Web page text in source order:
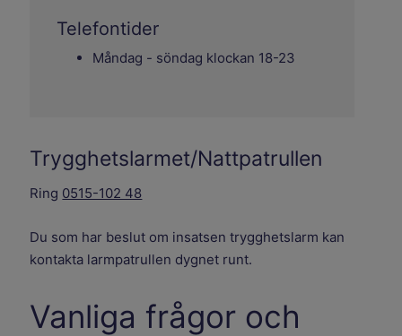
Telefontider
Måndag - söndag klockan 18-23
Trygghetslarmet/Nattpatrullen
Ring 0515-102 48
Du som har beslut om insatsen trygghetslarm kan
kontakta larmpatrullen dygnet runt.
Vanliga frågor och